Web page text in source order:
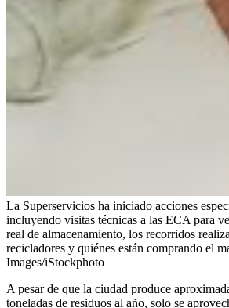
La Superservicios ha iniciado acciones
incluyendo visitas técnicas a las ECA para
real de almacenamiento, los recorridos
recicladores y quiénes están comprando el
Images/iStockphoto
A pesar de que la ciudad produce
toneladas de residuos al año, solo se